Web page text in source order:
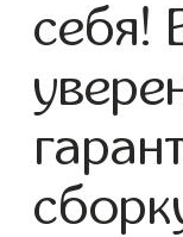
себя!